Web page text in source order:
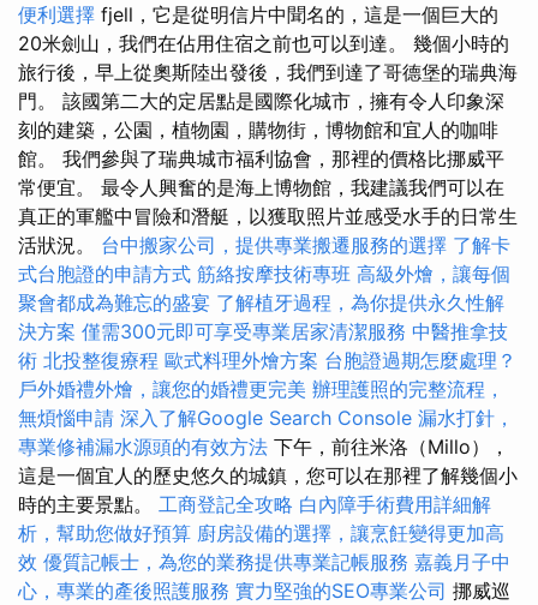
便利選擇 fjell，它是從明信片中聞名的，這是一個巨大的
20米劍山，我們在佔用住宿之前也可以到達。 幾個小時的
旅行後，早上從奧斯陸出發後，我們到達了哥德堡的瑞典海
門。 該國第二大的定居點是國際化城市，擁有令人印象深
刻的建築，公園，植物園，購物街，博物館和宜人的咖啡
館。 我們參與了瑞典城市福利協會，那裡的價格比挪威平
常便宜。 最令人興奮的是海上博物館，我建議我們可以在
真正的軍艦中冒險和潛艇，以獲取照片並感受水手的日常生
活狀況。 台中搬家公司，提供專業搬遷服務的選擇 了解卡
式台胞證的申請方式 筋絡按摩技術專班 高級外燴，讓每個
聚會都成為難忘的盛宴 了解植牙過程，為你提供永久性解
決方案 僅需300元即可享受專業居家清潔服務 中醫推拿技
術 北投整復療程 歐式料理外燴方案 台胞證過期怎麼處理？
戶外婚禮外燴，讓您的婚禮更完美 辦理護照的完整流程，
無煩惱申請 深入了解Google Search Console 漏水打針，
專業修補漏水源頭的有效方法 下午，前往米洛（Millo），
這是一個宜人的歷史悠久的城鎮，您可以在那裡了解幾個小
時的主要景點。 工商登記全攻略 白內障手術費用詳細解
析，幫助您做好預算 廚房設備的選擇，讓烹飪變得更加高
效 優質記帳士，為您的業務提供專業記帳服務 嘉義月子中
心，專業的產後照護服務 實力堅強的SEO專業公司 挪威巡